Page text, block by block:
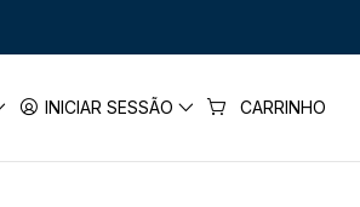
INICIAR SESSÃO CARRINHO